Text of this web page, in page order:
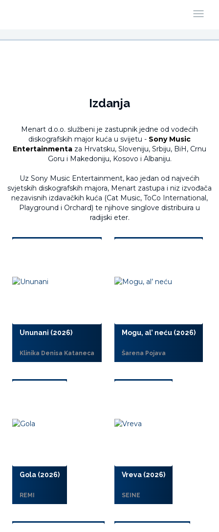
Izdanja
Menart d.o.o. službeni je zastupnik jedne od vodećih
diskografskih major kuća u svijetu - Sony Music
Entertainmenta za Hrvatsku, Sloveniju, Srbiju, BiH, Crnu
Goru i Makedoniju, Kosovo i Albaniju.
Uz Sony Music Entertainment, kao jedan od najvećih
svjetskih diskografskih majora, Menart zastupa i niz izvođača
nezavisnih izdavačkih kuća (Cat Music, ToCo International,
Playground i Orchard) te njihove singlove distribuira u
radijski eter.
Ununani (2026)
Klinika Denisa Kataneca
Mogu, al’ neću (2026)
Šarena Pojava
Gola (2026)
REMI
Vreva (2026)
SEINE